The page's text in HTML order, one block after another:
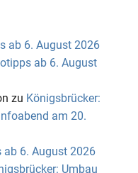
ab 6. August 2026
ab 6. August
zu Königsbrücker:
am 20.
ab 6. August 2026
Umbau